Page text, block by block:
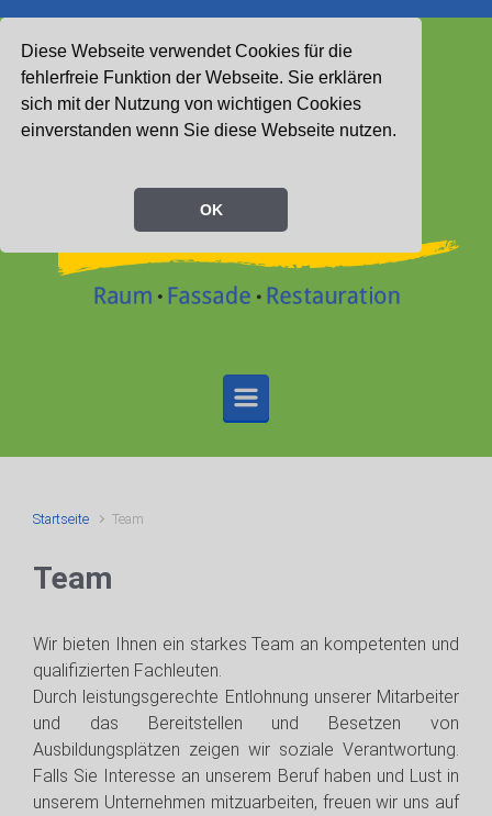
Diese Webseite verwendet Cookies für die
fehlerfreie Funktion der Webseite. Sie erklären
sich mit der Nutzung von wichtigen Cookies
einverstanden wenn Sie diese Webseite nutzen.
OK
Startseite Team
Team
Wir bieten Ihnen ein starkes Team an kompetenten und
qualifizierten Fachleuten.
Durch leistungsgerechte Entlohnung unserer Mitarbeiter
und das Bereitstellen und Besetzen von
Ausbildungsplätzen zeigen wir soziale Verantwortung.
Falls Sie Interesse an unserem Beruf haben und Lust in
unserem Unternehmen mitzuarbeiten, freuen wir uns auf